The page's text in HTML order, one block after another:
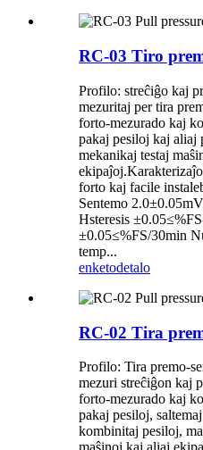
RC-03 Tiro
Profilo: streĉiĝo kaj
mezuritaj per tira
forto-mezurado kaj
pakaj pesiloj kaj aliaj
mekanikaj testaj
forto kaj facile
Sentemo
Hsteresis
±0.05≤%FS/30min
temp...
enketodetalo
RC-02 Tira
Profilo: Tira premo-
mezuri streĉiĝon kaj
forto-mezurado kaj
pakaj pesiloj,
kombinitaj pesiloj,